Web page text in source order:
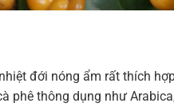
đới nóng ẩm rất thích
phê thông dụng như